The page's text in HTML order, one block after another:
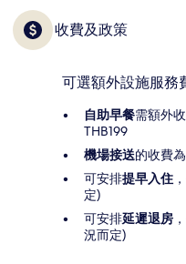
收費及政策
可選額外設施服務
自助早餐需額外
THB199
機場接送的收費
可安排提早入住
定)
可安排延遲退房
況而定)